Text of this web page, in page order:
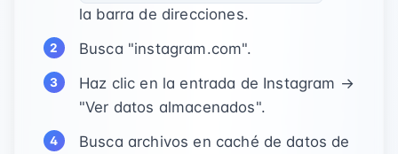
la barra de direcciones.
Busca "instagram.com".
Haz clic en la entrada de Instagram →
"Ver datos almacenados".
Busca archivos en caché de datos de